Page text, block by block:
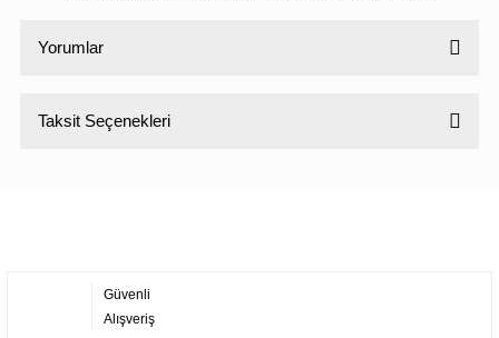
Yorumlar
Taksit Seçenekleri
Güvenli
Alışveriş